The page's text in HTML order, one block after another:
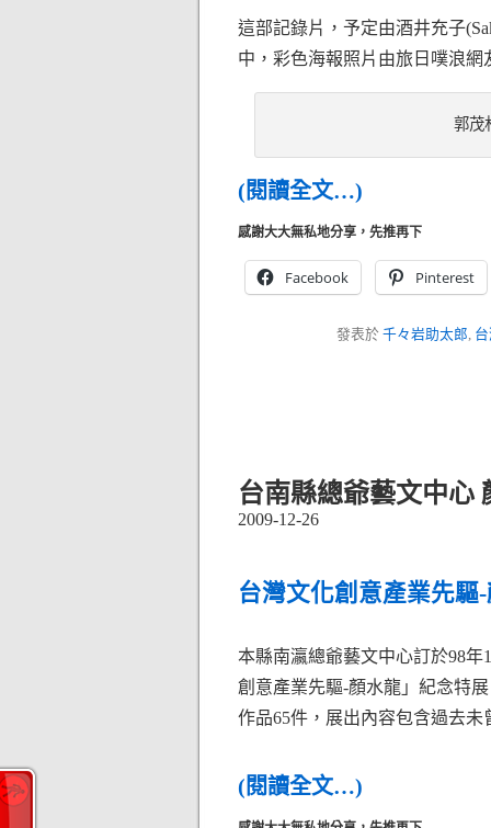
這部記錄片，予定由酒井充子
中，彩色海報照片由旅日噗浪網
郭茂
(閱讀全文…)
感謝大大無私地分享，先推再下
Facebook Pinterest
發表於 千々岩助太郎,
台南縣總爺藝文中心
2009-12-26
台灣文化創意產業先驅
本縣南瀛總爺藝文中心訂於98年
創意產業先驅-顏水龍」紀念特
作品65件，展出內容包含過去
(閱讀全文…)